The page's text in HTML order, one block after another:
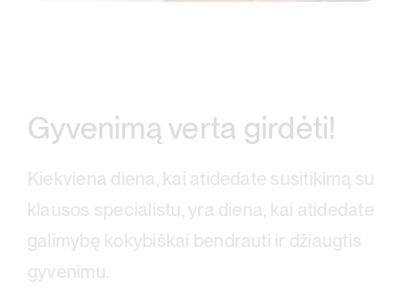
Gyvenimą verta girdėti!
Kiekviena diena, kai atidedate susitikimą su
klausos specialistu, yra diena, kai atidedate
galimybę kokybiškai bendrauti ir džiaugtis
gyvenimu.